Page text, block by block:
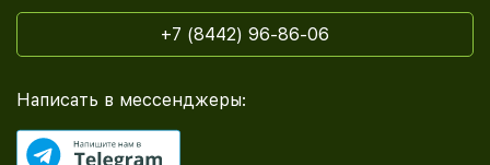
+7 (8442) 96-86-06
Написать в мессенджеры: